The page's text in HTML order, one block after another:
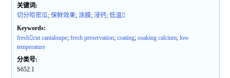
关键词:
切分哈密瓜;保鲜效果;涂膜;浸钙;低温
Keywords:
freshcut cantaloupe;fresh preservation;coating;soaking calcium;low
temperature
分类号:
S652.1